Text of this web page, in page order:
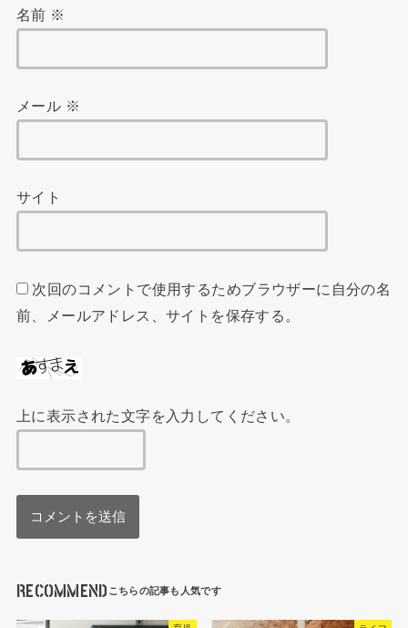
名前 ※
メール ※
サイト
次回のコメントで使用するためブラウザーに自分の名
前、メールアドレス、サイトを保存する。
上に表示された文字を入力してください。
RECOMMEND